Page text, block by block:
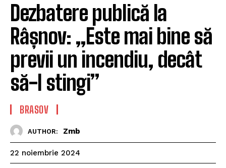
Dezbatere publică la
Râșnov: „Este mai bine să
previi un incendiu, decât
să-l stingi”
BRASOV
AUTHOR: Zmb
22 noiembrie 2024